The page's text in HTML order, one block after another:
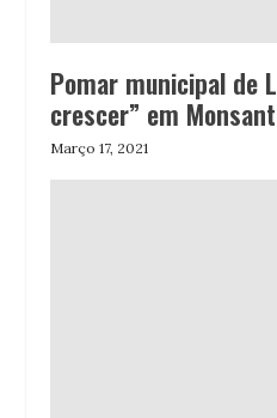
Pomar municipal de
crescer” em
Março 17, 2021